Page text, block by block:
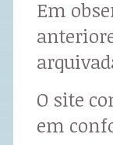
Em
O site
em